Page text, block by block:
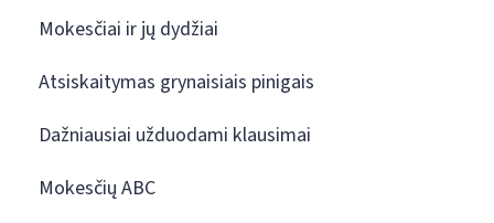
Mokesčiai ir jų dydžiai
Atsiskaitymas grynaisiais pinigais
Dažniausiai užduodami klausimai
Mokesčių ABC